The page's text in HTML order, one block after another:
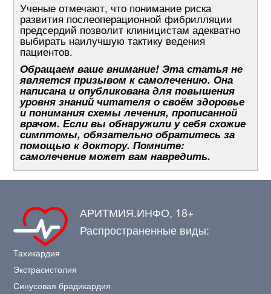
Ученые отмечают, что понимание риска
развития послеоперационной фибрилляции
предсердий позволит клиницистам адекватно
выбирать наилучшую тактику ведения
пациентов.
Обращаем ваше внимание! Эта статья не
является призывом к самолечению. Она
написана и опубликована для повышения
уровня знаний читателя о своём здоровье
и понимания схемы лечения, прописанной
врачом. Если вы обнаружили у себя схожие
симптомы, обязательно обратитесь за
помощью к доктору. Помните:
самолечение может вам навредить.
АРИТМИЯ.ИНФО, 18+
Распространенные виды:
Тахикардия
Экстрасистолия
Синусовая брадикардия